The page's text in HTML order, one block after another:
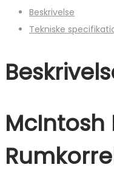
Beskrivelse
Tekniske
McIntosh